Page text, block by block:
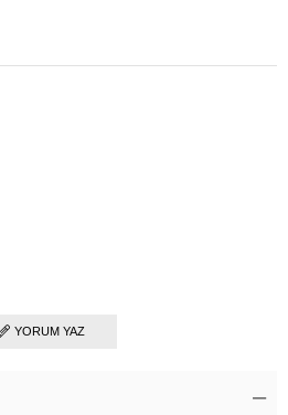
YORUM YAZ